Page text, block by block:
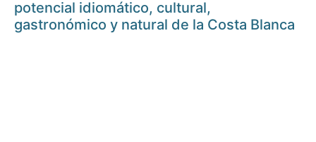
potencial idiomático, cultural,
gastronómico y natural de la Costa Blanca